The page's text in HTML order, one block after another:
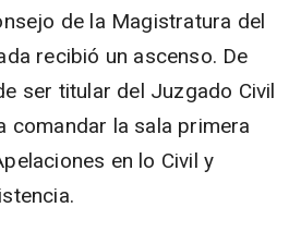
de la Magistratura del
recibió un ascenso. De
ser titular del Juzgado Civil
comandar la sala primera
en lo Civil y